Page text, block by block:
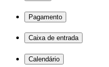
Pagamento
Caixa de entrada
Calendário